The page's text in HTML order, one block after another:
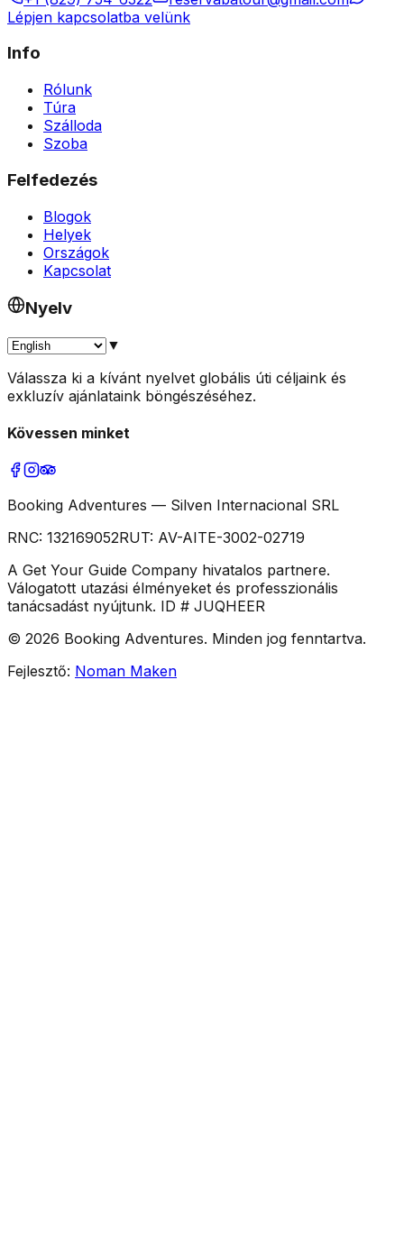
Lépjen kapcsolatba velünk
Info
Rólunk
Túra
Szálloda
Szoba
Felfedezés
Blogok
Helyek
Országok
Kapcsolat
Nyelv
▼
Válassza ki a kívánt nyelvet globális úti céljaink és
exkluzív ajánlataink böngészéséhez.
Kövessen minket
Booking Adventures — Silven Internacional SRL
RNC: 132169052RUT: AV-AITE-3002-02719
A Get Your Guide Company hivatalos partnere.
Válogatott utazási élményeket és professzionális
tanácsadást nyújtunk. ID # JUQHEER
© 2026 Booking Adventures. Minden jog fenntartva.
Fejlesztő: Noman Maken